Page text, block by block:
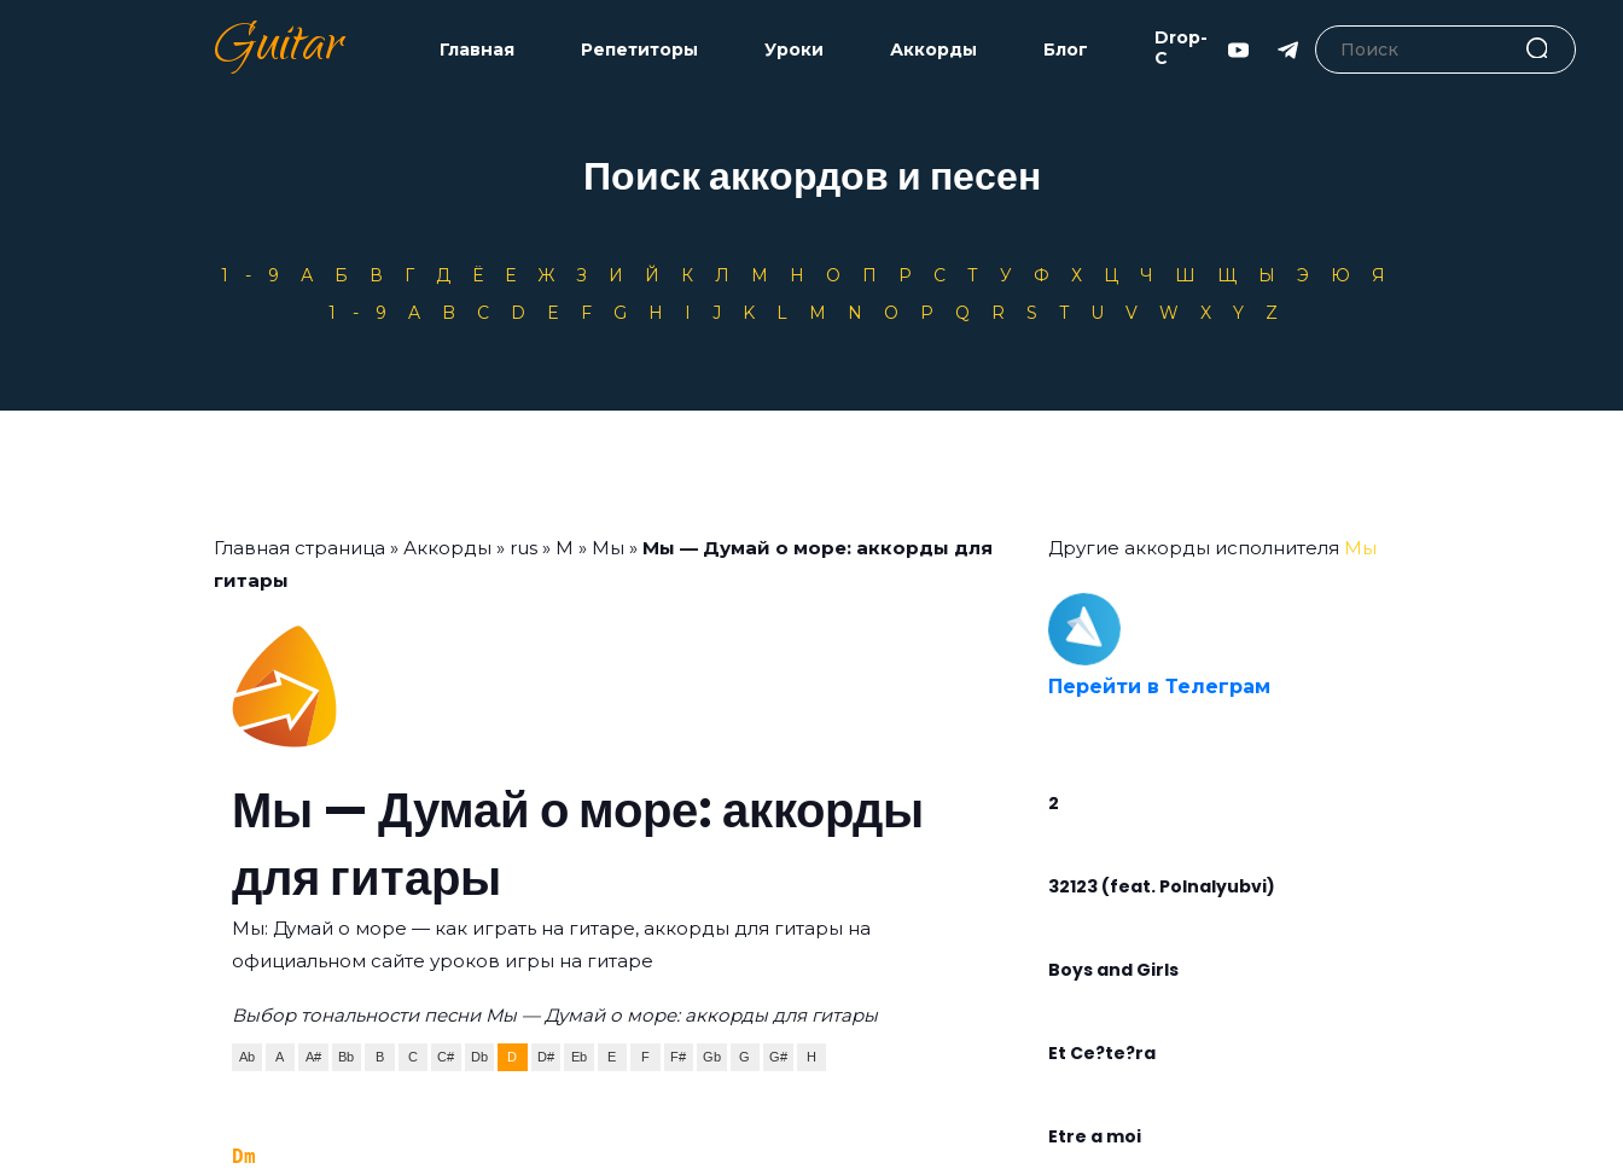
Guitar Главная Репетиторы Уроки Аккорды Блог
Drop-
C
Поиск аккордов и песен
1-9 А Б В Г Д Ё Е Ж З И Й К Л М Н О П Р С Т У Ф Х Ц Ч Ш Щ Ы Э Ю
Я
1-9
A B C D E F G H I J K L M N O P Q R S T U V W X Y Z
Главная страница » Аккорды » rus » М » Мы » Мы — Думай о море: аккорды для
гитары
Мы — Думай о море: аккорды
для гитары
Мы: Думай о море — как играть на гитаре, аккорды для гитары на
официальном сайте уроков игры на гитаре
Выбор тональности песни Мы — Думай о море: аккорды для гитары
Ab A A# Bb B C C# Db D D# Eb E F F# Gb G G# H
Dm
Другие аккорды исполнителя Мы
Перейти в Телеграм
2
32123 (feat. Polnalyubvi)
Boys and Girls
Et Ce?te?ra
Etre a moi